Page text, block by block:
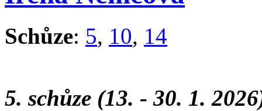
Schůze: 5, 10, 14
5. schůze (13. - 30. 1.